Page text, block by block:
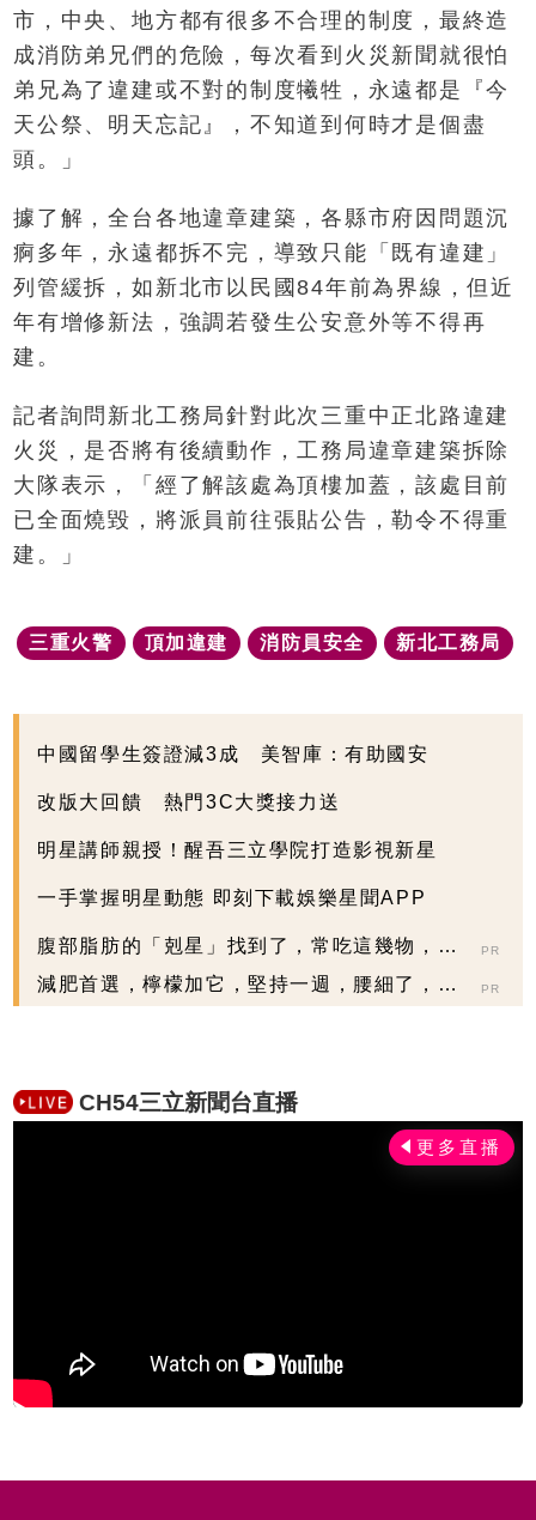
市，中央、地方都有很多不合理的制度，最終造
成消防弟兄們的危險，每次看到火災新聞就很怕
弟兄為了違建或不對的制度犧牲，永遠都是『今
天公祭、明天忘記』，不知道到何時才是個盡
頭。」
據了解，全台各地違章建築，各縣市府因問題沉
痾多年，永遠都拆不完，導致只能「既有違建」
列管緩拆，如新北市以民國84年前為界線，但近
年有增修新法，強調若發生公安意外等不得再
建。
記者詢問新北工務局針對此次三重中正北路違建
火災，是否將有後續動作，工務局違章建築拆除
大隊表示，「經了解該處為頂樓加蓋，該處目前
已全面燒毀，將派員前往張貼公告，勒令不得重
建。」
三重火警 頂加違建 消防員安全 新北工務局
中國留學生簽證減3成 美智庫：有助國安
改版大回饋 熱門3C大獎接力送
明星講師親授！醒吾三立學院打造影視新星
一手掌握明星動態 即刻下載娛樂星聞APP
腹部脂肪的「剋星」找到了，常吃這幾物，吃
走大肚囊，瘦出...
PR
減肥首選，檸檬加它，堅持一週，腰細了，瘦
PR
CH54三立新聞台直播